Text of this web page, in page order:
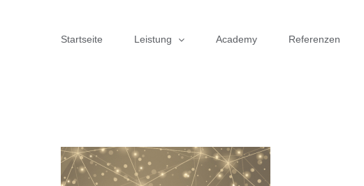
Startseite Leistung Academy Referenzen